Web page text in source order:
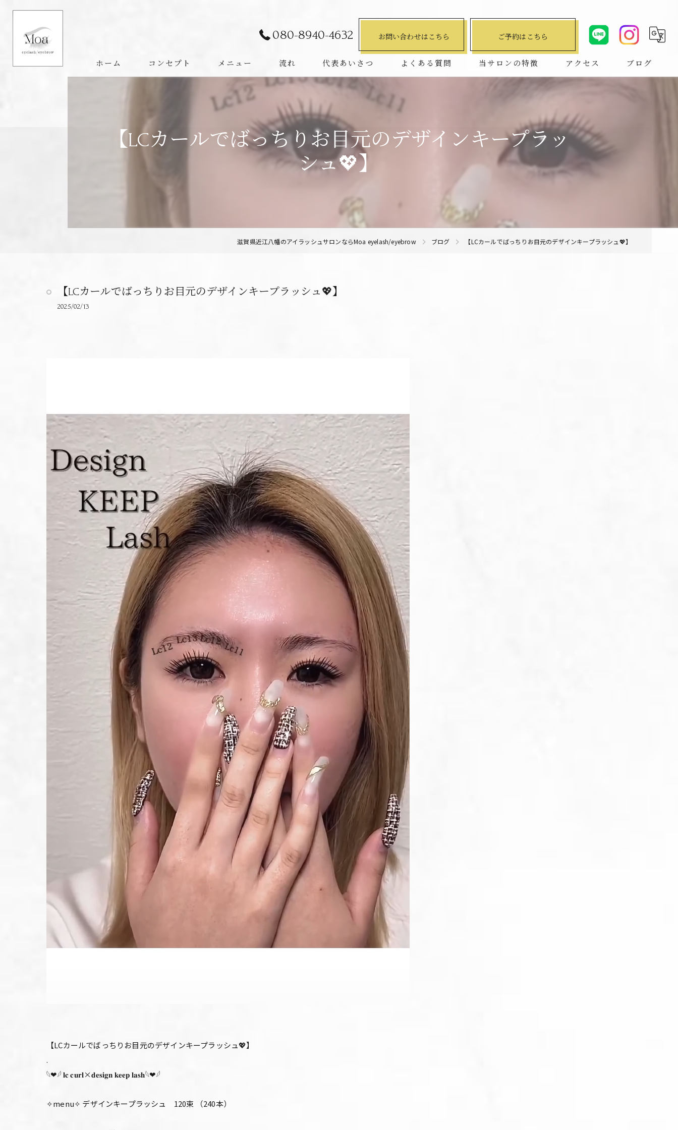
080-8940-4632 お問い合わせはこちら ご予約はこちら
ホーム コンセプト メニュー 流れ 代表あいさつ よくある質問 当サロンの特徴
デザインキープラッシュ
ハリウッドブロウリフト
マツエク
まつ毛パーマ
アクセス ブログ
【LCカールでばっちりお目元のデザインキープラッ
シュ💖】
滋賀県近江八幡のアイラッシュサロンならMoa eyelash/eyebrow ブログ 【LCカールでばっちりお目元のデザインキープラッシュ💖】
【LCカールでばっちりお目元のデザインキープラッシュ💖】
2025/02/13
【LCカールでばっちりお目元のデザインキープラッシュ💖】
.
𓆩❤︎𓆪 𝐥𝐜 𝐜𝐮𝐫𝐥×𝐝𝐞𝐬𝐢𝐠𝐧 𝐤𝐞𝐞𝐩 𝐥𝐚𝐬𝐡𓆩❤︎𓆪
✧menu✧ デザインキープラッシュ 120束 （240本）